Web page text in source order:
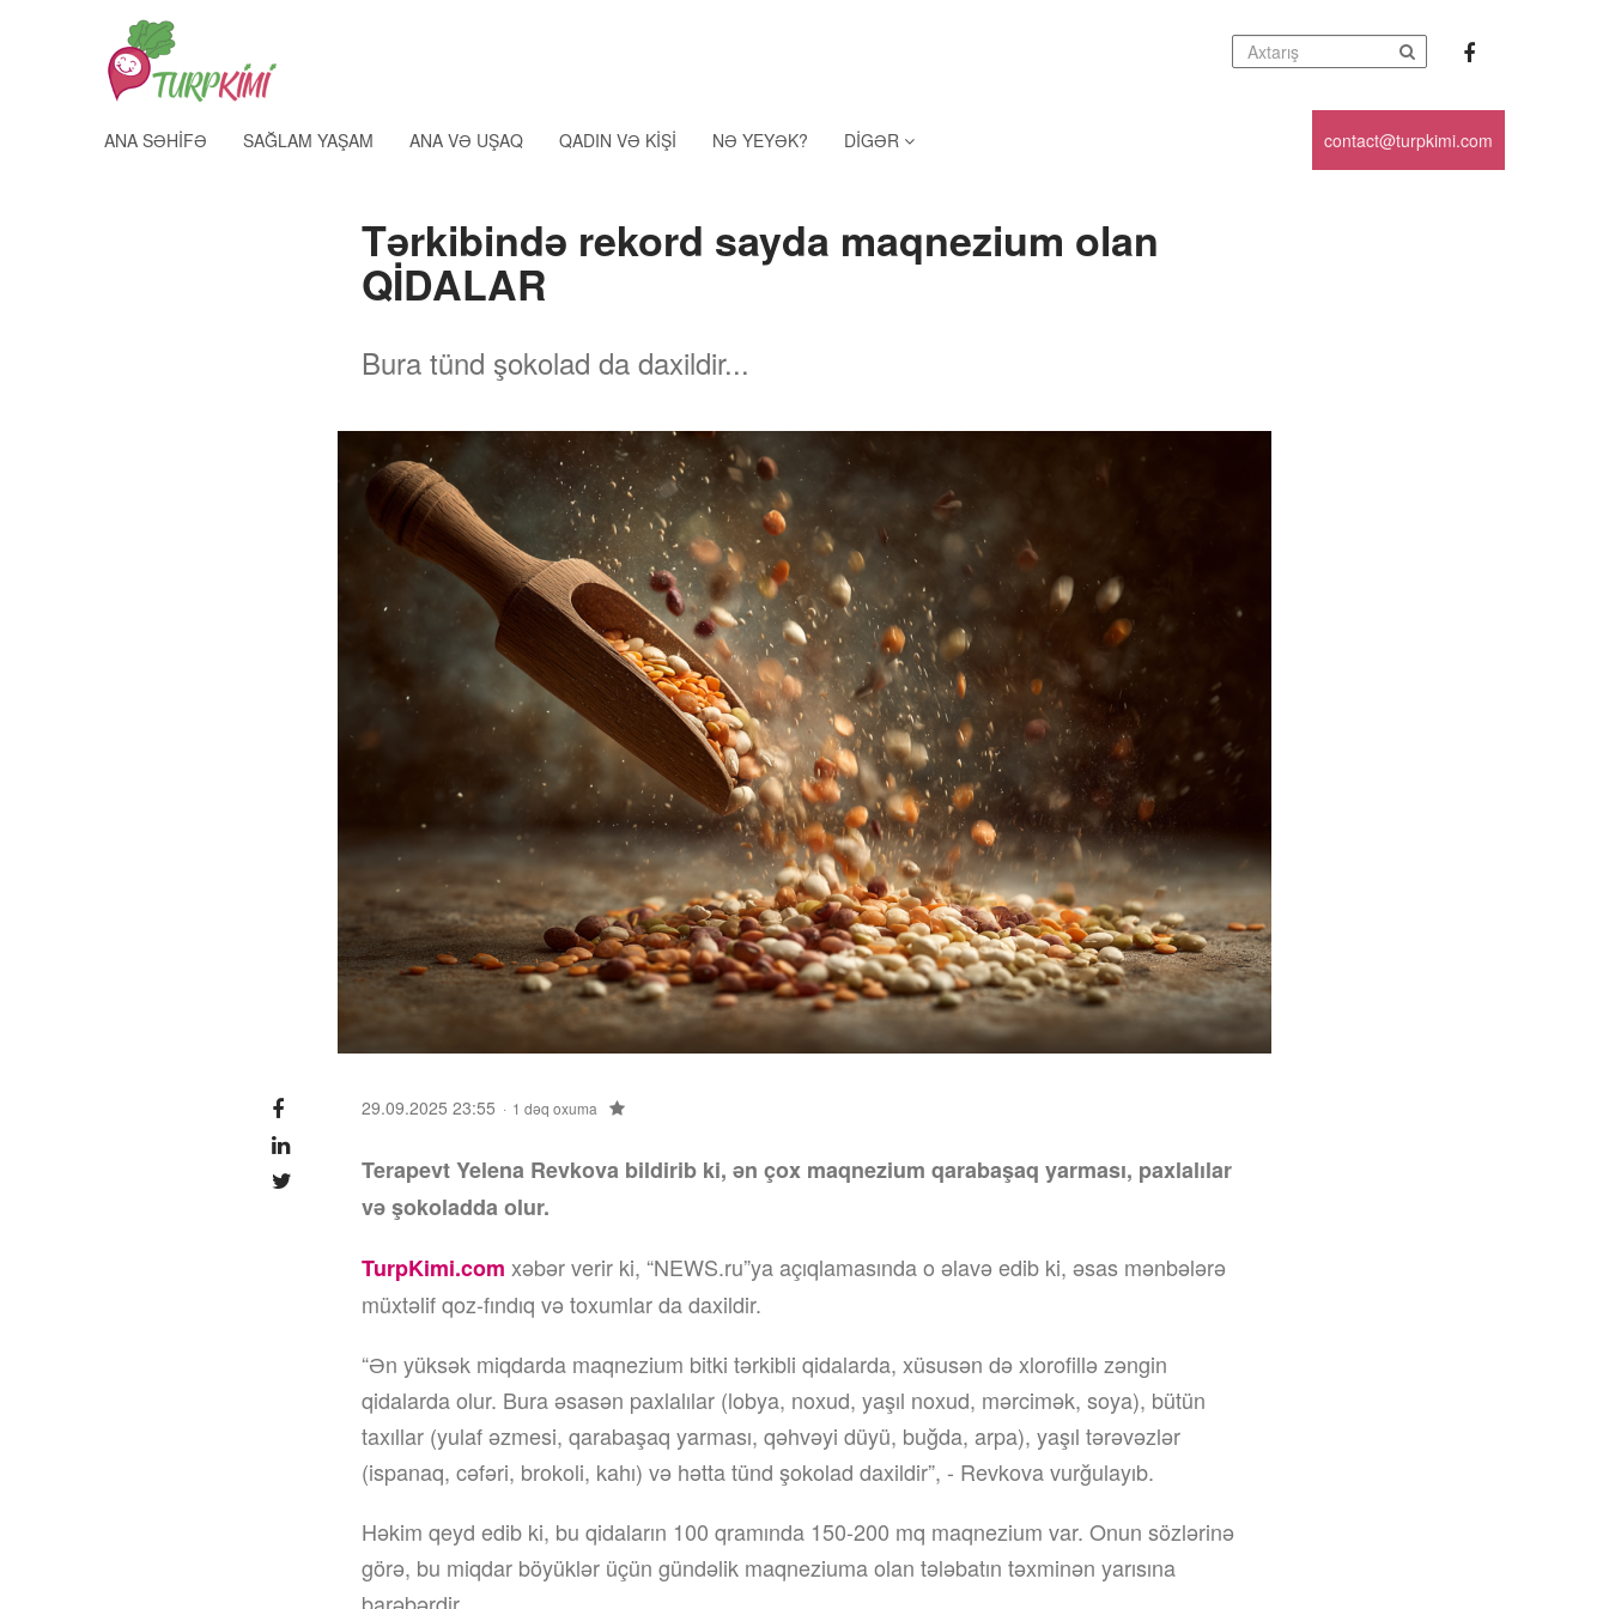
ANA SƏHIFƏ SAĞLAM YAŞAM ANA VƏ UŞAQ QADIN VƏ KIŞI NƏ YEYƏK? DIGƏR contact@turpkimi.com
Tərkibində rekord sayda maqnezium olan
QİDALAR
Bura tünd şokolad da daxildir...
29.09.2025 23:55 1 dəq oxuma
Terapevt Yelena Revkova bildirib ki, ən çox maqnezium qarabaşaq yarması, paxlalılar
və şokoladda olur.
TurpKimi.com xəbər verir ki, “NEWS.ru”ya açıqlamasında o əlavə edib ki, əsas mənbələrə
müxtəlif qoz-fındıq və toxumlar da daxildir.
“Ən yüksək miqdarda maqnezium bitki tərkibli qidalarda, xüsusən də xlorofillə zəngin
qidalarda olur. Bura əsasən paxlalılar (lobya, noxud, yaşıl noxud, mərcimək, soya), bütün
taxıllar (yulaf əzmesi, qarabaşaq yarması, qəhvəyi düyü, buğda, arpa), yaşıl tərəvəzlər
(ispanaq, cəfəri, brokoli, kahı) və hətta tünd şokolad daxildir”, - Revkova vurğulayıb.
Həkim qeyd edib ki, bu qidaların 100 qramında 150-200 mq maqnezium var. Onun sözlərinə
görə, bu miqdar böyüklər üçün gündəlik maqneziuma olan tələbatın təxminən yarısına